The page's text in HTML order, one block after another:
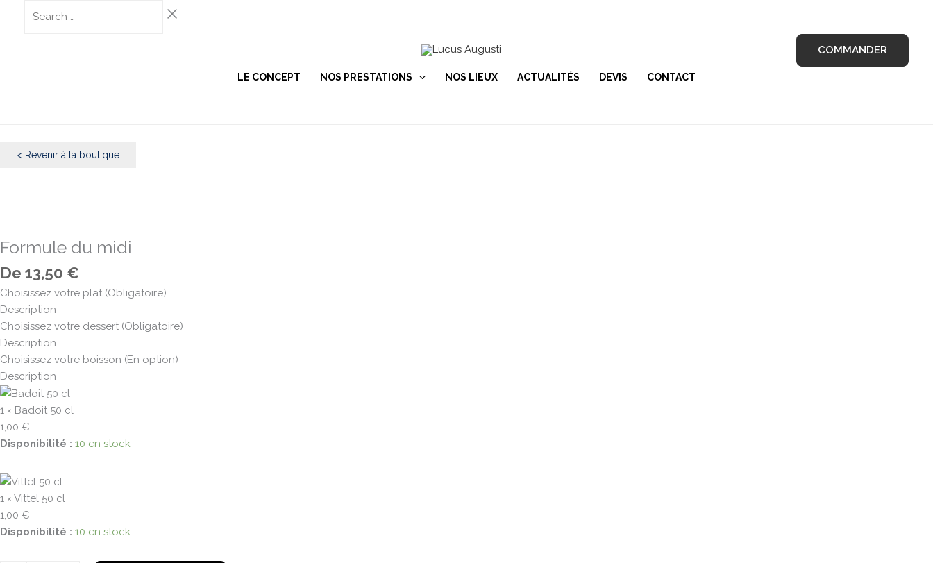
COMMANDER
LE CONCEPT NOS PRESTATIONS NOS LIEUX ACTUALITÉS DEVIS CONTACT
< Revenir à la boutique
Formule du midi
De 13,50 €
Choisissez votre plat (Obligatoire)
Description
Choisissez votre dessert (Obligatoire)
Description
Choisissez votre boisson (En option)
Description
1 × Badoit 50 cl
1,00 €
Disponibilité : 10 en stock
1 × Vittel 50 cl
1,00 €
Disponibilité : 10 en stock
quantité
de
Formule
du
midi